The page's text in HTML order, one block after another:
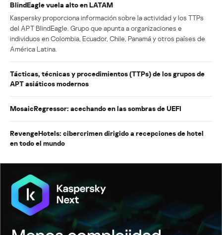
BlindEagle vuela alto en LATAM
Kaspersky proporciona información sobre la actividad y los TTPs
del APT BlindEagle. Grupo que apunta a organizaciones e
individuos en Colombia, Ecuador, Chile, Panamá y otros países de
América Latina.
Tácticas, técnicas y procedimientos (TTPs) de los grupos de
APT asiáticos modernos
MosaicRegressor: acechando en las sombras de UEFI
RevengeHotels: cibercrimen dirigido a recepciones de hotel
en todo el mundo